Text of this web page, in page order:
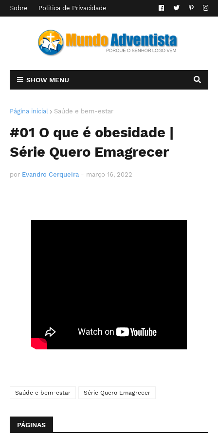
Sobre Politica de Privacidade
SHOW MENU
Página inicial Saúde e bem-estar
#01 O que é obesidade |
Série Quero Emagrecer
por Evandro Cerqueira - março 16, 2022
Saúde e bem-estar Série Quero Emagrecer
PÁGINAS